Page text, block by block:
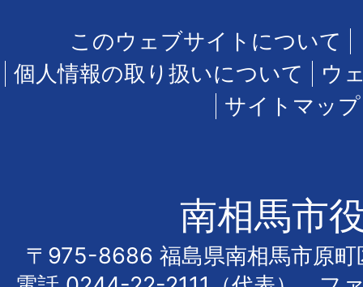
このウェブサイトについて
個人情報の取り扱いについて
ウ
サイトマップ
南相馬市
〒975-8686 福島県南相馬市原町